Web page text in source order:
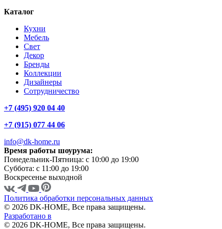
Каталог
Кухни
Мебель
Свет
Декор
Бренды
Коллекции
Дизайнеры
Сотрудничество
+7 (495) 920 04 40
+7 (915) 077 44 06
info@dk-home.ru
Время работы шоурума:
Понедельник-Пятница: c 10:00 до 19:00
Суббота: c 11:00 до 19:00
Воскресенье выходной
Политика обработки персональных данных
© 2026 DK-HOME, Все права защищены.
Разработано в
© 2026 DK-HOME, Все права защищены.